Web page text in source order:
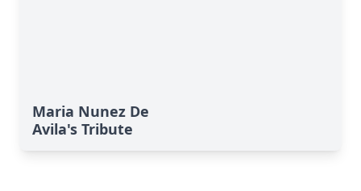
Maria Nunez De
Avila's Tribute